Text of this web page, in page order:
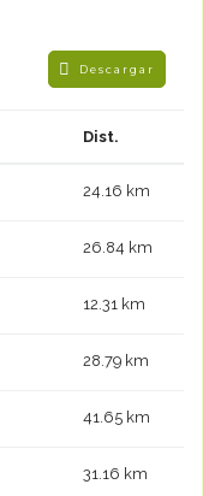
Descargar
Dist.
24.16 km
26.84 km
12.31 km
28.79 km
41.65 km
31.16 km